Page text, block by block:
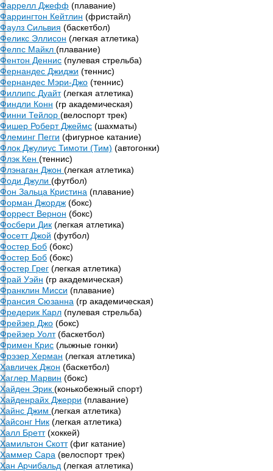
Фаррелл Джефф (плавание)
Фаррингтон Кейтлин (фристайл)
Фаулз Сильвия (баскетбол)
Феликс Эллисон (легкая атлетика)
Фелпс Майкл (плавание)
Фентон Деннис (пулевая стрельба)
Фернандес Джиджи (теннис)
Фернандес Мэри-Джо (теннис)
Филлипс Дуайт(легкая атлетика)
Финдли Конн (гр академическая)
Финни Тейлор (велоспорт трек)
Фишер Роберт Джеймс (шахматы)
Флеминг Пегги (фигурное катание)
Флок Джулиус Тимоти (Тим) (автогонки)
Флэк Кен (теннис)
Флэнаган Джон (легкая атлетика)
Фоди Джули (футбол)
Фон Зальца Кристина (плавание)
Форман Джордж (бокс)
Форрест Вернон (бокс)
Фосбери Дик (легкая атлетика)
Фосетт Джой (футбол)
Фостер Боб (бокс)
Фостер Боб (бокс)
Фостер Грег (легкая атлетика)
Фрай Уэйн (гр академическая)
Франклин Мисси (плавание)
Франсия Сюзанна (гр академическая)
Фредерик Карл (пулевая стрельба)
Фрейзер Джо (бокс)
Фрейзер Уолт(баскетбол)
Фримен Крис (лыжные гонки)
Фрэзер Херман (легкая атлетика)
Хавличек Джон (баскетбол)
Хаглер Марвин (бокс)
Хайден Эрик (конькобежный спорт)
Хайденрайх Джерри (плавание)
Хайнс Джим (легкая атлетика)
Хайсонг Ник (легкая атлетика)
Халл Бретт(хоккей)
Хамильтон Скотт(фиг катание)
Хаммер Сара (велоспорт трек)
Хан Арчибальд (легкая атлетика)